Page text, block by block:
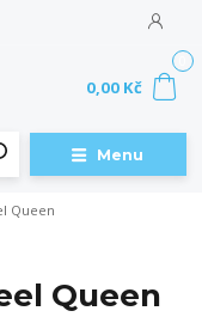
Menu
0,00 Kč
Queen
Queen